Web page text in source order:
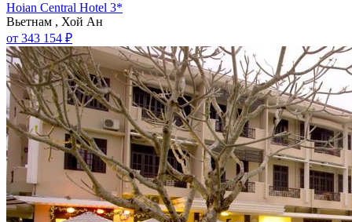
Hoian Central Hotel 3*
Вьетнам , Хой Ан
от 343 154 ₽